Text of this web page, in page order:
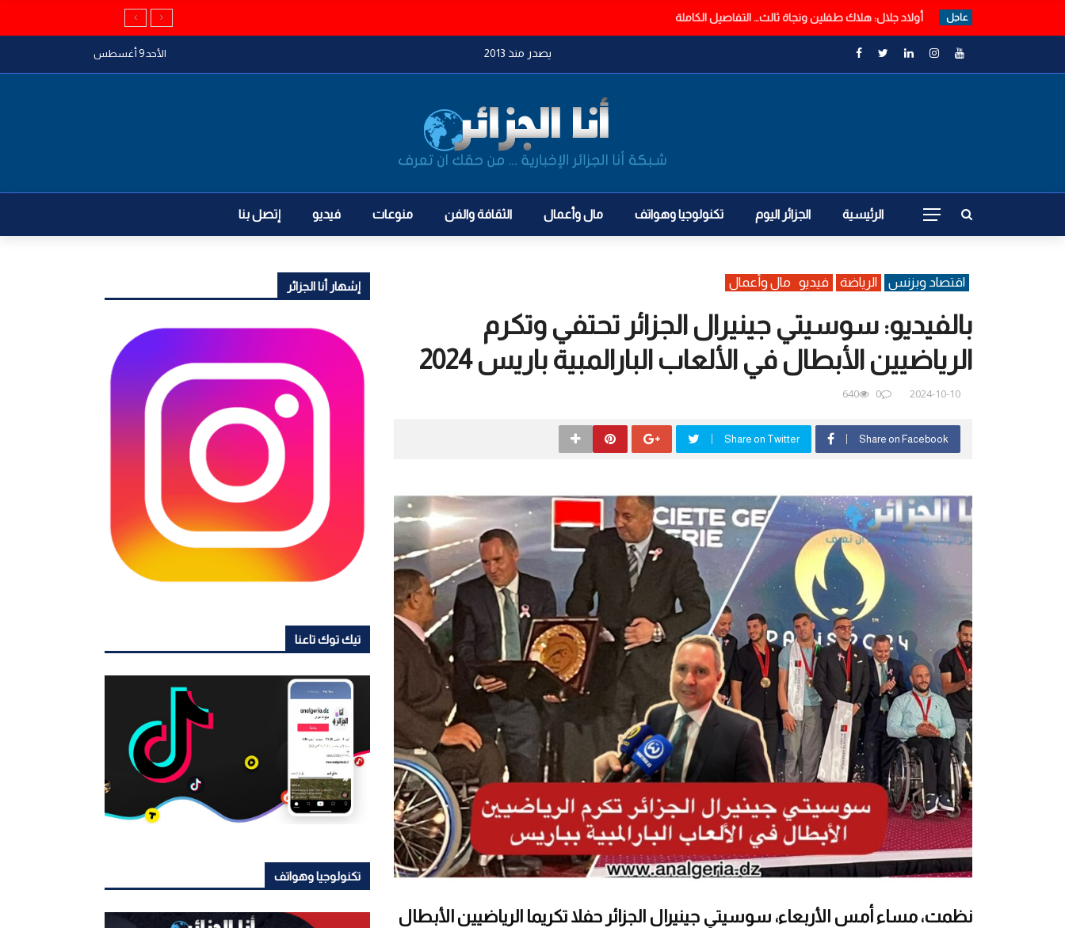
عاجل العثور على 3 أطفال داخل صندوق سيارة بأولاد جلال
الأحد 9 أغسطس يصدر منذ 2013
الرئيسية الجزائر اليوم تكنولوجيا وهواتف مال وأعمال الثقافة والفن منوعات فيديو إتصل بنا
اقتصاد وبزنس الرياضة فيديو مال وأعمال
بالفيديو: سوسيتي جينيرال الجزائر تحتفي وتكرم
الرياضيين الأبطال في الألعاب البارالمبية باريس 2024
2024-10-10
0
640
Share on Facebook
Share on Twitter
نظمت، مساء أمس الأربعاء، سوسيتي جينيرال الجزائر حفلا تكريما الرياضيين الأبطال
إشهار أنا الجزائر
تيك توك تاعنا
تكنولوجيا وهواتف